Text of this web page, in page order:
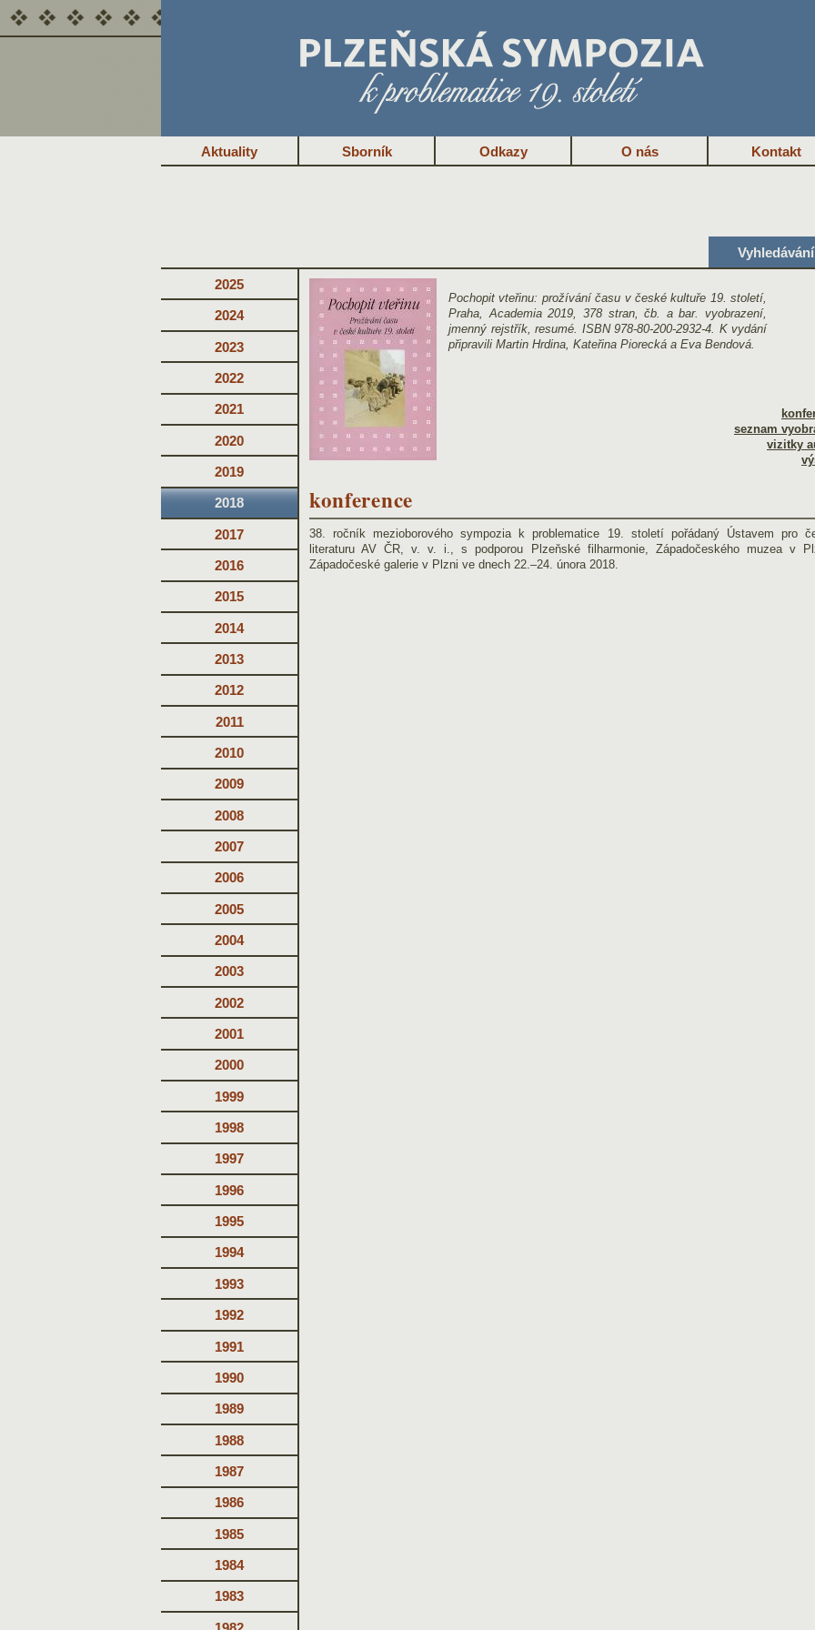
Aktuality Sborník Odkazy O nás Kontakt
Vyhledávání
2025
2024
2023
2022
2021
2020
2019
2018
2017
2016
2015
2014
2013
2012
2011
2010
2009
2008
2007
2006
2005
2004
2003
2002
2001
2000
1999
1998
1997
1996
1995
1994
1993
1992
1991
1990
1989
1988
1987
1986
1985
1984
1983
Pochopit vteřinu: prožívání času v české kultuře 19. století,
Praha, Academia 2019, 378 stran, čb. a bar. vyobrazení,
jmenný rejstřík, resumé. ISBN 978-80-200-2932-4. K vydání
připravili Martin Hrdina, Kateřina Piorecká a Eva Bendová.
seznam
vizitky
konference
38. ročník mezioborového sympozia k problematice 19. století pořádaný Ústavem pro
literaturu AV ČR, v. v. i., s podporou Plzeňské filharmonie, Západočeského muzea v
Západočeské galerie v Plzni ve dnech 22.–24. února 2018.